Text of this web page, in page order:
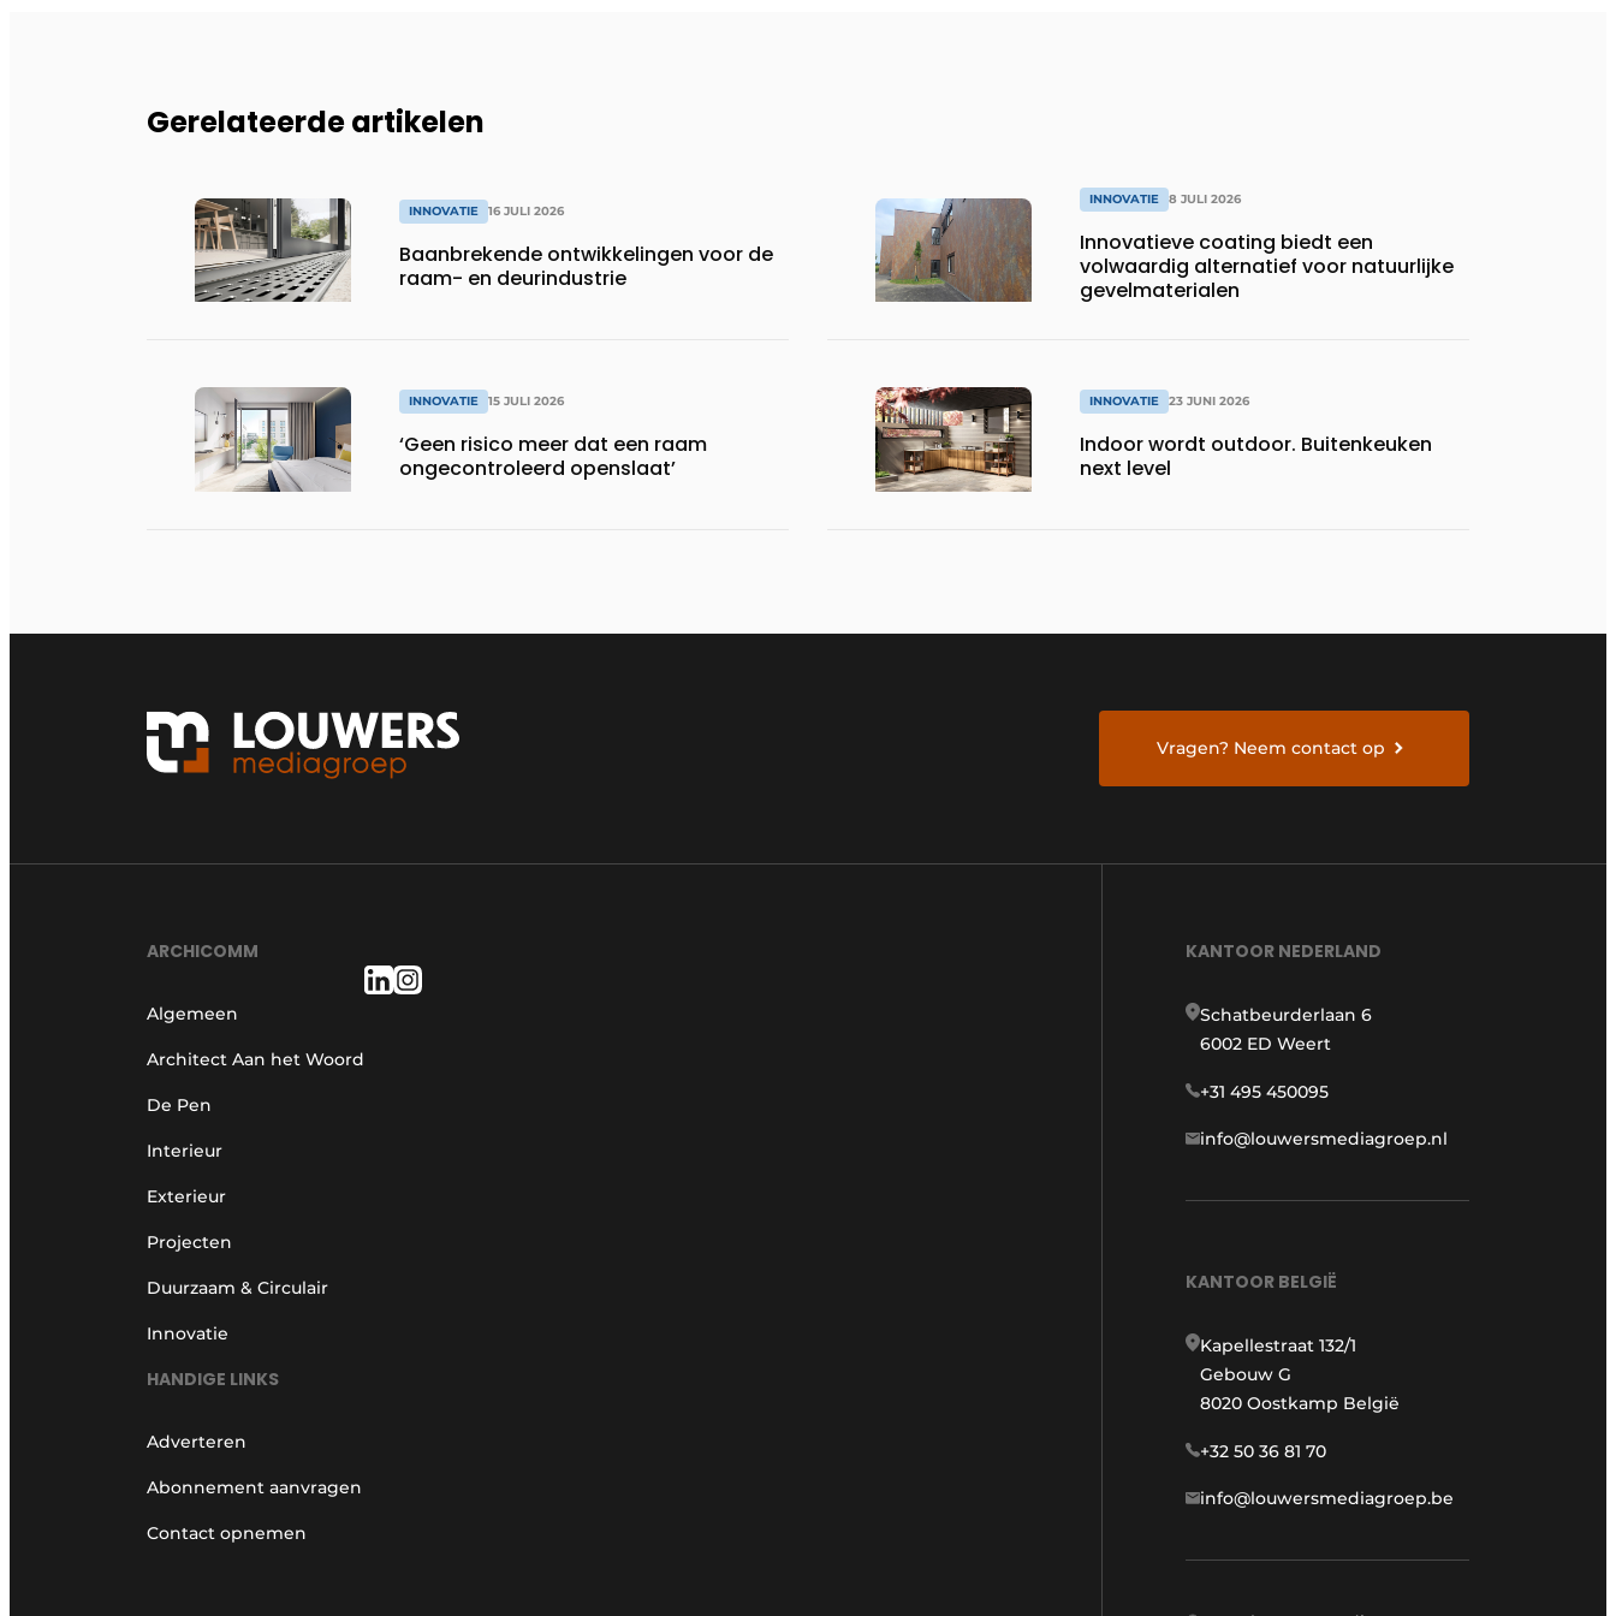
Gerelateerde artikelen
INNOVATIE 16 JULI 2026
Baanbrekende ontwikkelingen voor de
raam- en deurindustrie
INNOVATIE 15 JULI 2026
‘Geen risico meer dat een raam
ongecontroleerd openslaat’
INNOVATIE 8 JULI 2026
Innovatieve coating biedt een
volwaardig alternatief voor natuurlijke
gevelmaterialen
INNOVATIE 23 JUNI 2026
Indoor wordt outdoor. Buitenkeuken
next level
Vragen? Neem contact op
ARCHICOMM
Algemeen
Architect Aan het Woord
De Pen
Interieur
Exterieur
Projecten
Duurzaam & Circulair
Innovatie
HANDIGE LINKS
Adverteren
Abonnement aanvragen
Contact opnemen
KANTOOR NEDERLAND
Schatbeurderlaan 6
6002 ED Weert
+31 495 450095
info@louwersmediagroep.nl
KANTOOR BELGIË
Kapellestraat 132/1
Gebouw G
8020 Oostkamp België
+32 50 36 81 70
info@louwersmediagroep.be